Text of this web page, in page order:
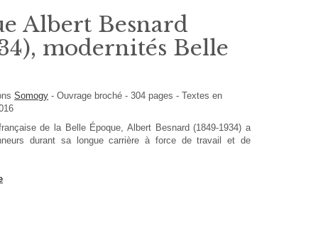
Albert Besnard
modernités Belle
Somogy -Ouvrage broché-304pages -Textes en
de la Belle Époque, Albert Besnard (1849-1934) a
durant sa longue carrière à force de travail et de